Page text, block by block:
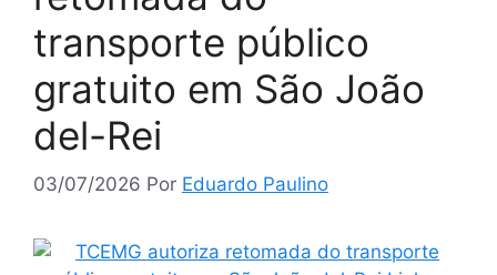
transporte público
gratuito em São João
del-Rei
03/07/2026 Por Eduardo Paulino